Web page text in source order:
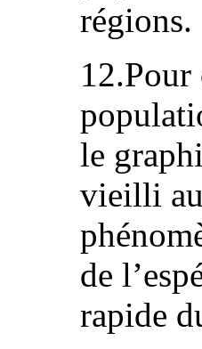
régions.
le
vieilli
de
rapide